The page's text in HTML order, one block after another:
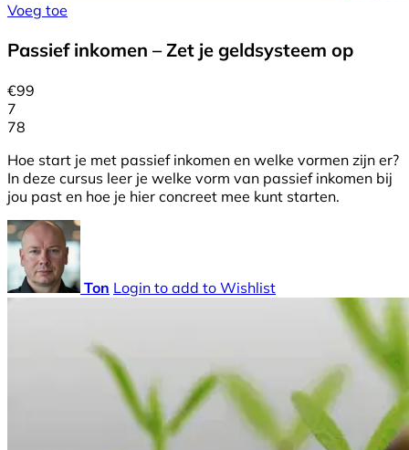
Voeg toe
Passief inkomen – Zet je geldsysteem op
€99
7
78
Hoe start je met passief inkomen en welke vormen zijn er?
In deze cursus leer je welke vorm van passief inkomen bij
jou past en hoe je hier concreet mee kunt starten.
Ton Login to add to Wishlist